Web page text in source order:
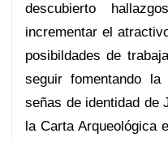
descubierto
incrementar el
posibildades de
seguir fomentando
señas de identidad de
la Carta Arqueológica